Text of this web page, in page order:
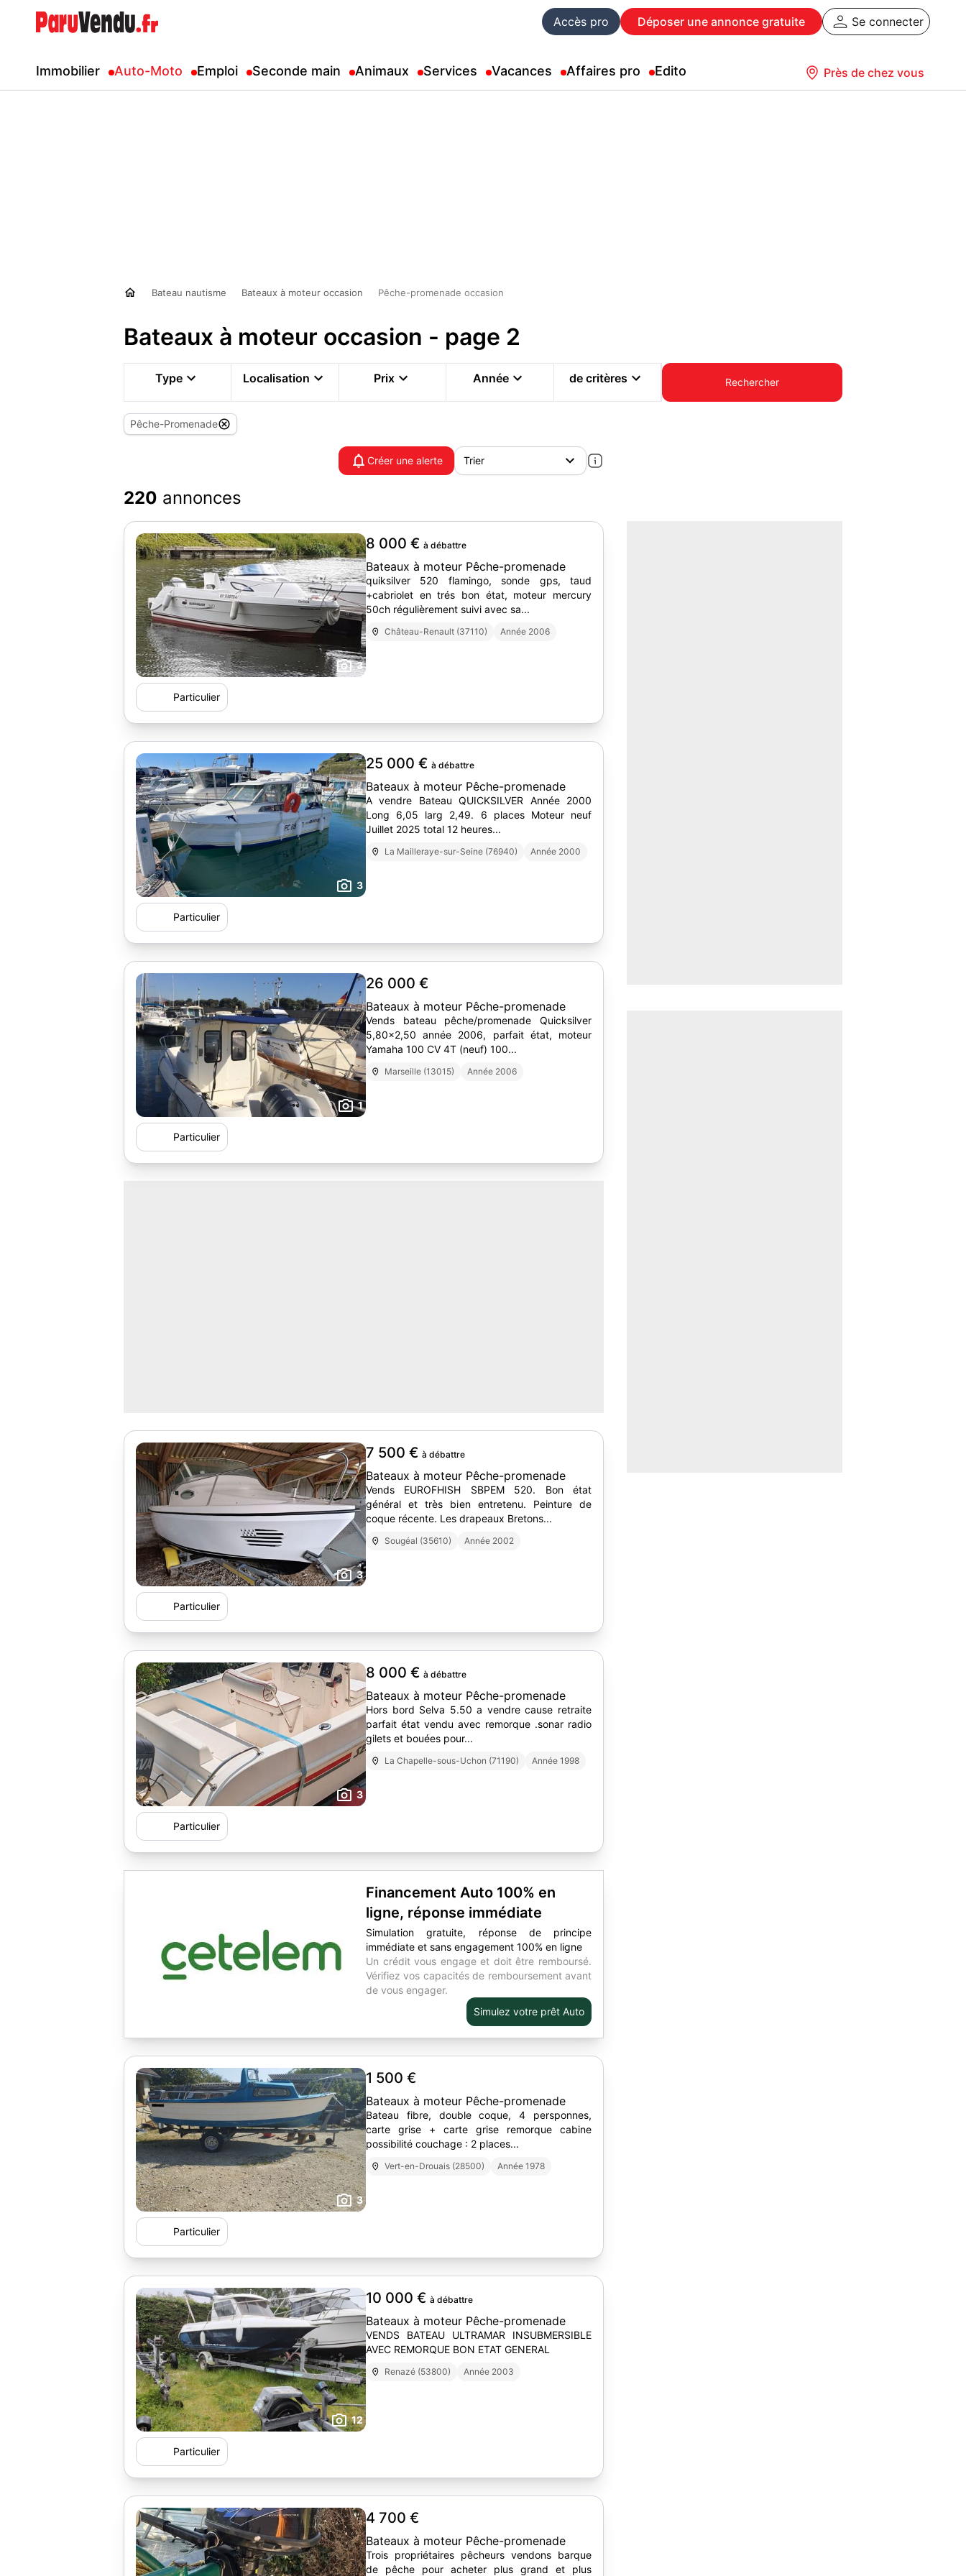
Accès pro Déposer une annonce gratuite Se connecter
Immobilier Auto-Moto Emploi Seconde main Animaux Services Vacances Affaires pro Edito Près de chez vous
Bateau nautisme Bateaux à moteur occasion Pêche-promenade occasion
Bateaux à moteur occasion - page 2
Type Localisation Prix Année de critères Rechercher
Pêche-Promenade
Créer une alerte
220 annonces
3
8 000 € à débattre
Bateaux à moteur Pêche-promenade
quiksilver 520 flamingo, sonde gps, taud
+cabriolet en trés bon état, moteur mercury
50ch régulièrement suivi avec sa...
Château-Renault (37110) Année 2006
Particulier
3
25 000 € à débattre
Bateaux à moteur Pêche-promenade
A vendre Bateau QUICKSILVER Année 2000
Long 6,05 larg 2,49. 6 places Moteur neuf
Juillet 2025 total 12 heures...
La Mailleraye-sur-Seine (76940) Année 2000
Particulier
1
26 000 €
Bateaux à moteur Pêche-promenade
Vends bateau pêche/promenade Quicksilver
5,80x2,50 année 2006, parfait état, moteur
Yamaha 100 CV 4T (neuf) 100...
Marseille (13015) Année 2006
Particulier
3
7 500 € à débattre
Bateaux à moteur Pêche-promenade
Vends EUROFHISH SBPEM 520. Bon état
général et très bien entretenu. Peinture de
coque récente. Les drapeaux Bretons...
Sougéal (35610) Année 2002
Particulier
3
8 000 € à débattre
Bateaux à moteur Pêche-promenade
Hors bord Selva 5.50 a vendre cause retraite
parfait état vendu avec remorque .sonar radio
gilets et bouées pour...
La Chapelle-sous-Uchon (71190) Année 1998
Particulier
Financement Auto 100% en
ligne, réponse immédiate
Simulation gratuite, réponse de principe
immédiate et sans engagement 100% en ligne
Un crédit vous engage et doit être remboursé.
Vérifiez vos capacités de remboursement avant
de vous engager.
Simulez votre prêt Auto
3
1 500 €
Bateaux à moteur Pêche-promenade
Bateau fibre, double coque, 4 persponnes,
carte grise + carte grise remorque cabine
possibilité couchage : 2 places...
Vert-en-Drouais (28500) Année 1978
Particulier
12
10 000 € à débattre
Bateaux à moteur Pêche-promenade
VENDS BATEAU ULTRAMAR INSUBMERSIBLE
AVEC REMORQUE BON ETAT GENERAL
Renazé (53800) Année 2003
Particulier
4 700 €
Bateaux à moteur Pêche-promenade
Trois propriétaires pêcheurs vendons barque
de pêche pour acheter plus grand et plus